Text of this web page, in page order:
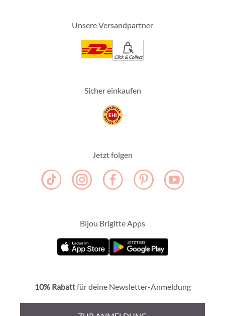
Unsere Versandpartner
Click & Collect
Sicher einkaufen
Jetzt folgen
Bijou Brigitte Apps
10% Rabattfür deine Newsletter-Anmeldung